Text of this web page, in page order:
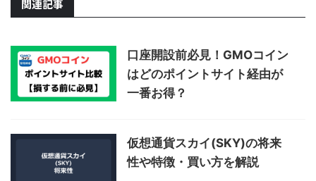
関連記事
口座開設前必見！GMOコイン
はどのポイントサイト経由が
一番お得？
仮想通貨スカイ(SKY)の将来
性や特徴・買い方を解説